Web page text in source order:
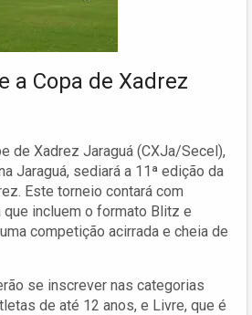
a Copa de Xadrez
de Xadrez Jaraguá (CXJa/Secel),
Jaraguá, sediará a 11ª edição da
Este torneio contará com
incluem o formato Blitz e
competição acirrada e cheia de
se inscrever nas categorias
de até 12 anos, e Livre, que é